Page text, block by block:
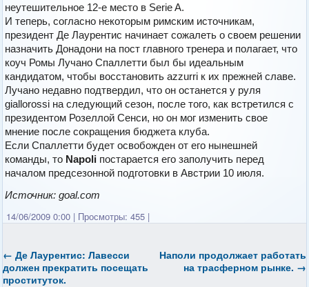
неутешительное 12-е место в Serie A.
И теперь, согласно некоторым римским источникам,
президент Де Лаурентис начинает сожалеть о своем решении
назначить Донадони на пост главного тренера и полагает, что
коуч Ромы Лучано Спаллетти был бы идеальным
кандидатом, чтобы восстановить аzzurri к их прежней славе.
Лучано недавно подтвердил, что он останется у руля
giallorossi на следующий сезон, после того, как встретился с
президентом Розеллой Сенси, но он мог изменить свое
мнение после сокращения бюджета клуба.
Если Спаллетти будет освобожден от его нынешней
команды, то Napoli постарается его заполучить перед
началом предсезонной подготовки в Австрии 10 июля.
Источник: goal.com
14/06/2009 0:00 | Просмотры: 455 |
← Де Лаурентис: Лавесси
должен прекратить посещать
проституток.
Наполи продолжает работать
на трасферном рынке. →